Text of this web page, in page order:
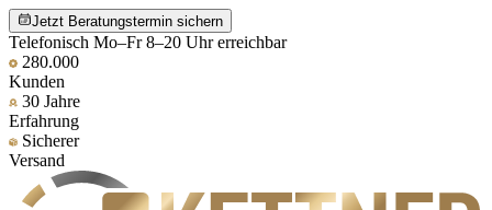
Jetzt Beratungstermin sichern
Telefonisch Mo–Fr 8–20 Uhr erreichbar
280.000
Kunden
30 Jahre
Erfahrung
Sicherer
Versand